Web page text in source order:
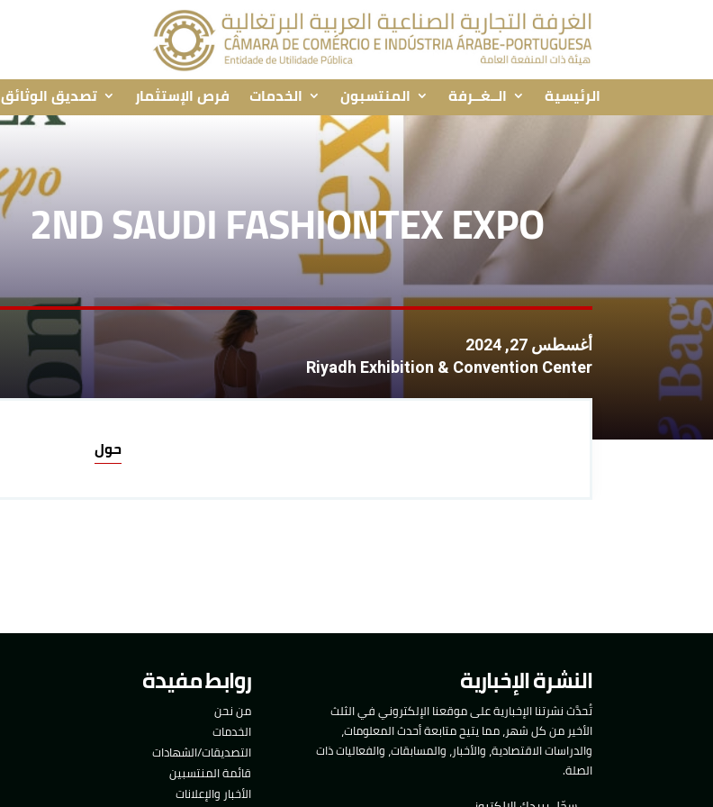
الرئيسية الــغــرفة المنتسبون الخدمات فرص الإستثمار تصديق الوثائق
2ND SAUDI FASHIONTEX EXPO
أغسطس 27, 2024
Riyadh Exhibition & Convention Center
حول
روابط مفيدة
من نحن
الخدمات
التصديقات/الشهادات
قائمة المنتسبين
الأخبار والإعلانات
النشرة الإخبارية
تُحدَّث نشرتنا الإخبارية على موقعنا الإلكتروني في الثلث
الأخير من كل شهر، مما يتيح متابعة أحدث المعلومات،
والدراسات الاقتصادية، والأخبار، والمسابقات، والفعاليات ذات
الصلة.